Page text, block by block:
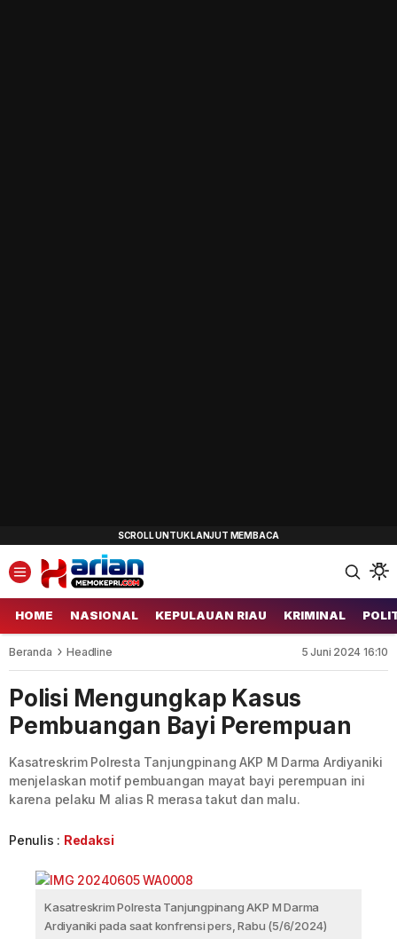
HOME NASIONAL KEPULAUAN RIAU KRIMINAL
Beranda Headline 5 Juni 2024 16:10
Polisi Mengungkap Kasus
Pembuangan Bayi Perempuan
Kasatreskrim Polresta Tanjungpinang AKP M Darma Ardiyaniki
menjelaskan motif pembuangan mayat bayi perempuan ini
karena pelaku M alias R merasa takut dan malu.
Penulis : Redaksi
Kasatreskrim Polresta Tanjungpinang AKP M Darma
Ardiyaniki pada saat konfrensi pers, Rabu (5/6/2024)